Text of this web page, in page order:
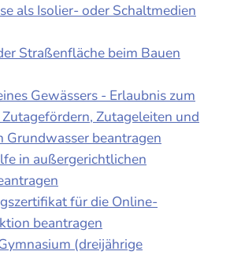
als Isolier- oder Schaltmedien
Straßenfläche beim Bauen
Gewässers - Erlaubnis zum
Zutageleiten und
Grundwasser beantragen
in außergerichtlichen
für die Online-
beantragen
(dreijährige